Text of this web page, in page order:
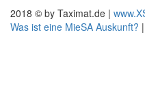
2018 © by Taximat.de |
Was ist eine MieSA Auskunft? |